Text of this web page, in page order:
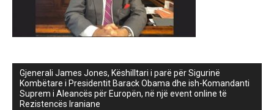
Gjenerali James Jones, Këshilltari i parë për Sigurinë
Kombëtare i Presidentit Barack Obama dhe ish-Komandanti
Suprem i Aleancës për Europën, në një event online të
Rezistencës Iraniane